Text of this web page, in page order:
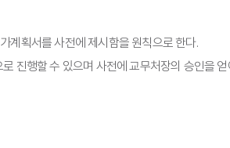
계획서를 사전에 제시함을 원칙으로 한다.
진행할 수 있으며 사전에 교무처장의 승인을 얻